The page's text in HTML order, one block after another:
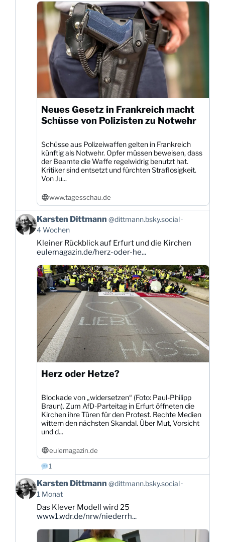
Neues Gesetz in Frankreich macht
Schüsse von Polizisten zu Notwehr
Schüsse aus Polizeiwaffen gelten in Frankreich
künftig als Notwehr. Opfer müssen beweisen, dass
der Beamte die Waffe regelwidrig benutzt hat.
Kritiker sind entsetzt und fürchten Straflosigkeit.
Von Ju...
www.tagesschau.de
Beitrag
von
Karsten
Dittmann
Bluesky
ansehen
Karsten Dittmann @dittmann.bsky.social
4 Wochen
Kleiner Rückblick auf Erfurt und die Kirchen
eulemagazin.de/herz-oder-he...
Herz oder Hetze?
Blockade von „widersetzen“ (Foto: Paul-Philipp
Braun). Zum AfD-Parteitag in Erfurt öffneten die
Kirchen ihre Türen für den Protest. Rechte Medien
wittern den nächsten Skandal. Über Mut, Vorsicht
und d...
eulemagazin.de
1
Beitrag
von
Karsten
Dittmann
Bluesky
Karsten Dittmann @dittmann.bsky.social
1 Monat
Das Klever Modell wird 25
www1.wdr.de/nrw/niederrh...